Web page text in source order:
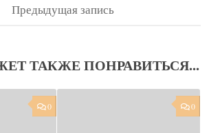
Предыдущая запись
ТАКЖЕ ПОНРАВИТЬСЯ...
0 0